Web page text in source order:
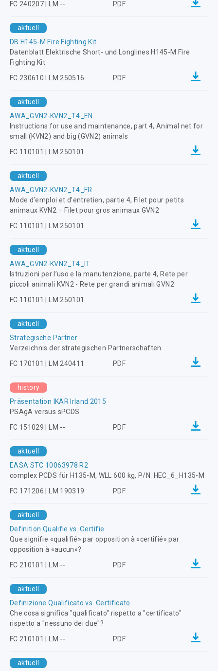
FC 240207 | LM -- PDF
aktuell
DB H145-M Fire Fighting Kit
Datenblatt Elektrische Short- und Longlines H145-M Fire
Fighting Kit
FC 230610 I LM 250516
PDF
aktuell
AWA_GVN2-KVN2_T4_EN
Instructions for use and maintenance, part 4, Animal net for
small (KVN2) and big (GVN2) animals
FC 110101 | LM 250101
aktuell
AWA_GVN2-KVN2_T4_FR
Mode d’emploi et d’entretien, partie 4, Filet pour petits
animaux KVN2 – Filet pour gros animaux GVN2
FC 110101 | LM 250101
aktuell
AWA_GVN2-KVN2_T4_IT
Istruzioni per l’uso e la manutenzione, parte 4, Rete per
piccoli animali KVN2 - Rete per grandi animali GVN2
FC 110101 | LM 250101
aktuell
Strategische Partner
Verzeichnis der strategischen Partnerschaften
FC 170101 | LM 240411
PDF
history
Präsentation IKAR Irland 2015
PSAgA versus sPCDS
FC 151029 | LM --
PDF
aktuell
EASA STC 10063978 R2
complex PCDS für H135-M, WLL 600 kg, P/N: HEC_6_H135-M
FC 171206 | LM 190319
PDF
aktuell
Definition Qualifie vs. Certifie
Que signifie «qualifié» par opposition à «certifié» par
opposition à «aucun»?
FC 210101 | LM --
PDF
aktuell
Definizione Qualificato vs. Certificato
Che cosa significa "qualificato" rispetto a "certificato"
rispetto a "nessuno dei due"?
FC 210101 | LM --
PDF
aktuell